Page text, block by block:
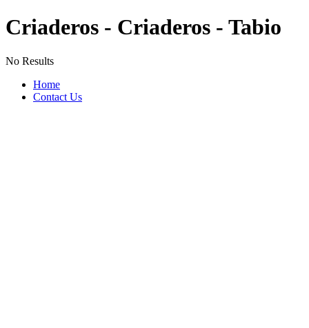
Criaderos - Criaderos - Tabio
No Results
Home
Contact Us